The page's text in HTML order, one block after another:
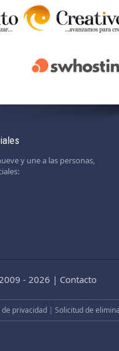
y une a las personas,
- 2026 | Contacto
de privacidad| Solicitud de